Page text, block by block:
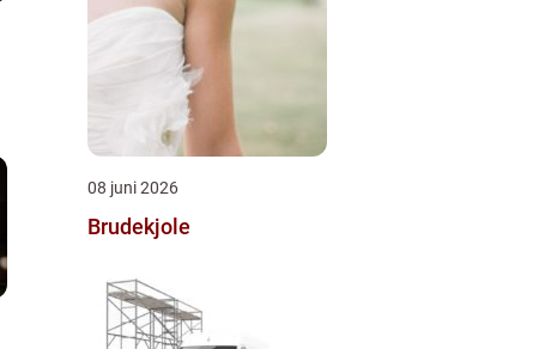
08 juni 2026
Brudekjole